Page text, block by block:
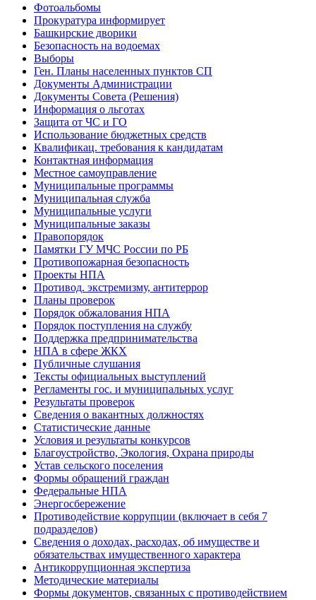
Фотоальбомы
Прокуратура информирует
Башкирские дворики
Безопасность на водоемах
Выборы
Ген. Планы населенных пунктов СП
Документы Администрации
Документы Совета (Решения)
Информация о льготах
Защита от ЧС и ГО
Использование бюджетных средств
Квалификац. требования к кандидатам
Контактная информация
Местное самоуправление
Муниципальные программы
Муниципальная служба
Муниципальные услуги
Муниципальные заказы
Правопорядок
Памятки ГУ МЧС России по РБ
Противопожарная безопасность
Проекты НПА
Противод. экстремизму, антитеррор
Планы проверок
Порядок обжалования НПА
Порядок поступления на службу
Поддержка предпринимательства
НПА в сфере ЖКХ
Публичные слушания
Тексты официальных выступлений
Регламенты гос. и муниципальных услуг
Результаты проверок
Сведения о вакантных должностях
Статистические данные
Условия и результаты конкурсов
Благоустройство, Экология, Охрана природы
Устав сельского поселения
Формы обращений граждан
Федеральные НПА
Энергосбережение
Противодействие коррупции (включает в себя 7
подразделов)
Сведения о доходах, расходах, об имуществе и
обязательствах имущественного характера
Антикоррупционная экспертиза
Методические материалы
Формы документов, связанных с противодействием